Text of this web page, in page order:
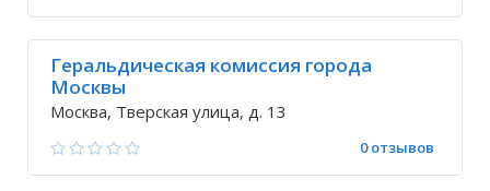
Геральдическая комиссия города
Москвы
Москва, Тверская улица, д. 13
0 отзывов